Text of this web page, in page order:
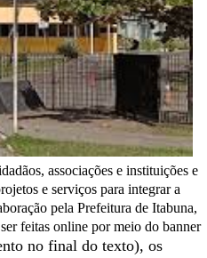
associações e instituições e
e serviços para integrar a
pela Prefeitura de Itabuna,
feitas online por meio do banner
no final do texto), os